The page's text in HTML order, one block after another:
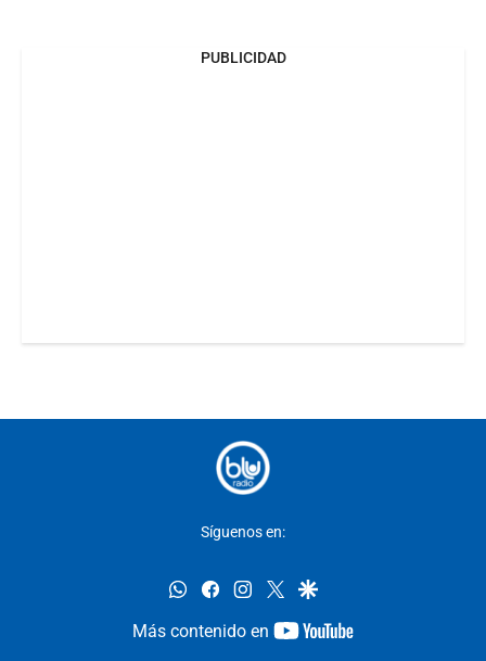
PUBLICIDAD
Síguenos en:
whatsappfacebookinstagram
twittergoogle
Más contenido en
youtube-